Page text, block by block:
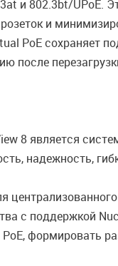
и 802.3bt/UPoE.
и
PoE сохраняет
после
8 является
надежность,
c поддержкой
PoE, формировать